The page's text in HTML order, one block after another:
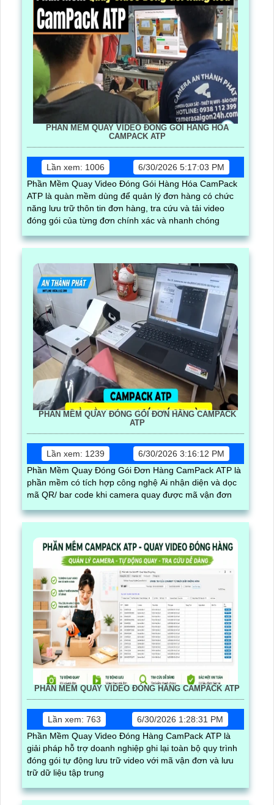
PHẦN MỀM QUAY VIDEO ĐÓNG GÓI HÀNG HÓA
CAMPACK ATP
Lần xem: 1006
6/30/2026 5:17:03 PM
Phần Mềm Quay Video Đóng Gói Hàng Hóa CamPack
ATP là quàn mềm dùng để quản lý đơn hàng có chức
năng lưu trữ thôn tin đơn hàng, tra cứu và tải video
đóng gói của từng đơn chính xác và nhanh chóng
PHẦN MỀM QUAY ĐÓNG GÓI ĐƠN HÀNG CAMPACK
ATP
Lần xem: 1239
6/30/2026 3:16:12 PM
Phần Mềm Quay Đóng Gói Đơn Hàng CamPack ATP là
phần mềm có tích hợp công nghệ Ai nhận diện và dọc
mã QR/ bar code khi camera quay được mã vận đơn
PHẦN MỀM QUAY VIDEO ĐÓNG HÀNG CAMPACK ATP
Lần xem: 763
6/30/2026 1:28:31 PM
Phần Mềm Quay Video Đóng Hàng CamPack ATP là
giải pháp hỗ trợ doanh nghiệp ghi lại toàn bộ quy trình
đóng gói tự động lưu trữ video với mã vận đơn và lưu
trữ dữ liệu tập trung